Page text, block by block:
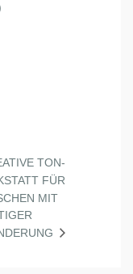
TON-
FÜR
MIT